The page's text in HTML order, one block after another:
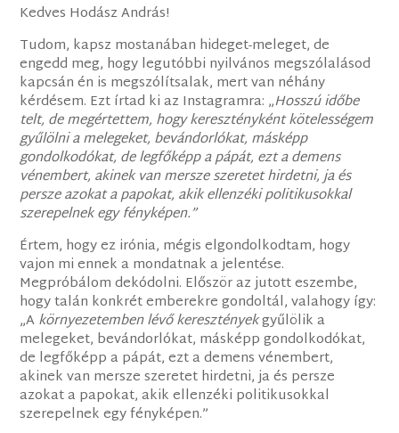
Kedves Hodász András!
Tudom, kapsz mostanában hideget-meleget, de
engedd meg, hogy legutóbbi nyilvános megszólalásod
kapcsán én is megszólítsalak, mert van néhány
kérdésem. Ezt írtad ki az Instagramra: „Hosszú időbe
telt, de megértettem, hogy keresztényként kötelességem
gyűlölni a melegeket, bevándorlókat, másképp
gondolkodókat, de legfőképp a pápát, ezt a demens
vénembert, akinek van mersze szeretet hirdetni, ja és
persze azokat a papokat, akik ellenzéki politikusokkal
szerepelnek egy fényképen.”
Értem, hogy ez irónia, mégis elgondolkodtam, hogy
vajon mi ennek a mondatnak a jelentése.
Megpróbálom dekódolni. Először az jutott eszembe,
hogy talán konkrét emberekre gondoltál, valahogy így:
„Akörnyezetemben lévő keresztényekgyűlölik a
melegeket, bevándorlókat, másképp gondolkodókat,
de legfőképp a pápát, ezt a demens vénembert,
akinek van mersze szeretet hirdetni, ja és persze
azokat a papokat, akik ellenzéki politikusokkal
szerepelnek egy fényképen.”